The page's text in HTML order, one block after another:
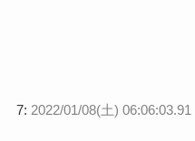
7: 2022/01/08(土)